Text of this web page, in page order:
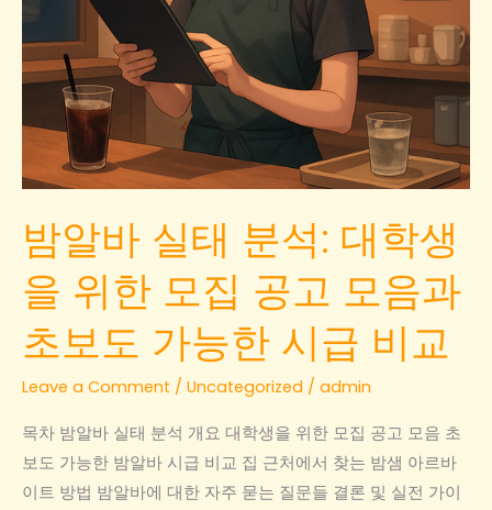
밤알바 실태 분석: 대학생
을 위한 모집 공고 모음과
초보도 가능한 시급 비교
Leave a Comment / Uncategorized / admin
목차 밤알바 실태 분석 개요 대학생을 위한 모집 공고 모음 초
보도 가능한 밤알바 시급 비교 집 근처에서 찾는 밤샘 아르바
이트 방법 밤알바에 대한 자주 묻는 질문들 결론 및 실전 가이